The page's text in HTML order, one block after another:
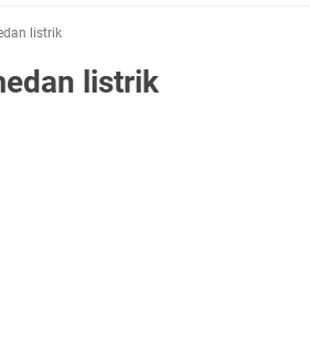
listrik
listrik